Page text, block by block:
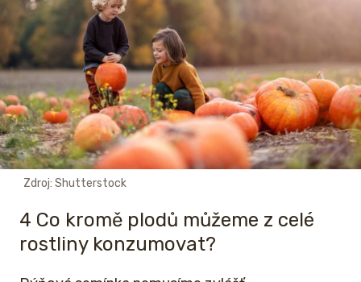
Zdroj: Shutterstock
4 Co kromě plodů můžeme z celé
rostliny konzumovat?